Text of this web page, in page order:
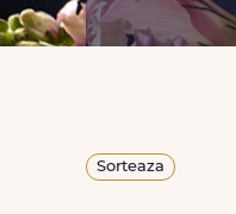
Sorteaza